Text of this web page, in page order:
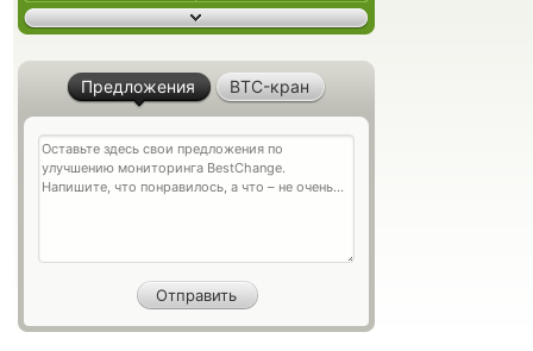
Предложения BTC-кран